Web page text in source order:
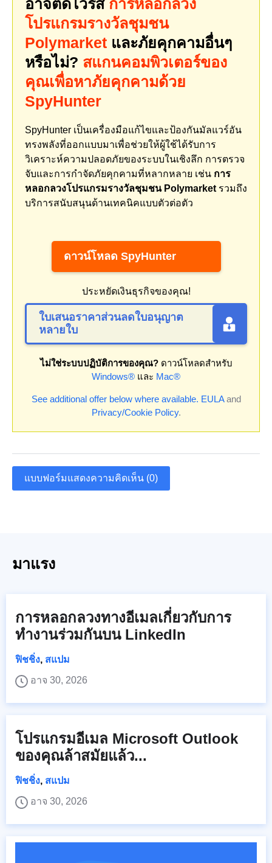
อาจติดไวรัส การหลอกลวง
โปรแกรมรางวัลชุมชน
Polymarket และภัยคุกคามอื่นๆ
หรือไม่? สแกนคอมพิวเตอร์ของ
คุณเพื่อหาภัยคุกคามด้วย
SpyHunter
SpyHunter เป็นเครื่องมือแก้ไขและป้องกันมัลแวร์อัน
ทรงพลังที่ออกแบบมาเพื่อช่วยให้ผู้ใช้ได้รับการ
วิเคราะห์ความปลอดภัยของระบบในเชิงลึก การตรวจ
จับและการกำจัดภัยคุกคามที่หลากหลาย เช่น การ
หลอกลวงโปรแกรมรางวัลชุมชน Polymarket รวมถึง
บริการสนับสนุนด้านเทคนิคแบบตัวต่อตัว
ดาวน์โหลด SpyHunter
ประหยัดเงินธุรกิจของคุณ!
ใบเสนอราคาส่วนลดใบอนุญาต
หลายใบ
ไม่ใช่ระบบปฏิบัติการของคุณ?ดาวน์โหลดสำหรับ
Windows® และ Mac®
See additional offer below where available. EULAand
Privacy/Cookie Policy.
แบบฟอร์มแสดงความคิดเห็น (0)
มาแรง
การหลอกลวงทางอีเมลเกี่ยวกับการ
ทำงานร่วมกันบน LinkedIn
ฟิชชิ่ง, สแปม
อาจ 30, 2026
โปรแกรมอีเมล Microsoft Outlook
ของคุณล้าสมัยแล้ว...
ฟิชชิ่ง, สแปม
อาจ 30, 2026